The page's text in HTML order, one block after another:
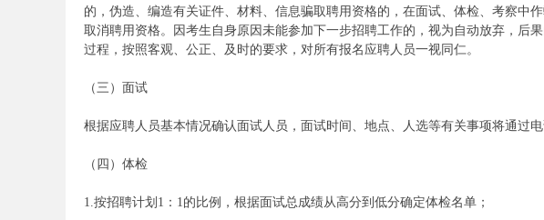
的，伪造、编造有关证件、材料、信息骗取聘用资格的，在面试、体检、考察中
取消聘用资格。因考生自身原因未能参加下一步招聘工作的，视为自动放弃，后
过程，按照客观、公正、及时的要求，对所有报名应聘人员一视同仁。
（三）面试
根据应聘人员基本情况确认面试人员，面试时间、地点、人选等有关事项将通过电
（四）体检
1.按招聘计划1：1的比例，根据面试总成绩从高分到低分确定体检名单；